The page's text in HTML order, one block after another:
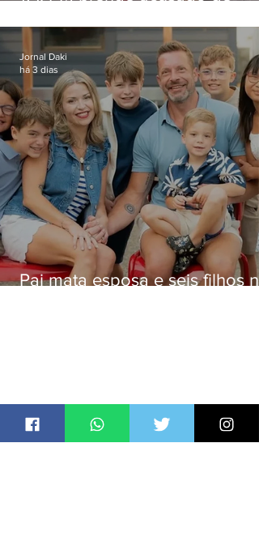
Niterói
Pai mata esposa e seis filhos
Jornal Daki
há 3 dias